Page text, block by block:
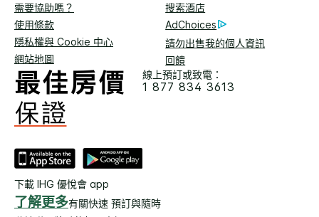
需要協助嗎？
搜索酒店
使用條款
AdChoices
隱私權與 Cookie 中心
請勿出售我的個人資訊
網站地圖
回饋
線上預訂或致電：
1 877 834 3613
下載 IHG 優悅會 app
了解更多有關快速 預訂與隨時